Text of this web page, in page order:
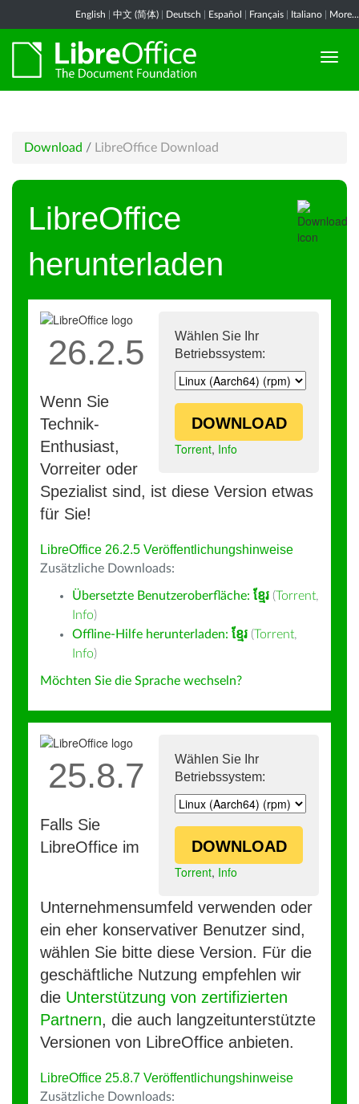
English 中文 (简体) Deutsch Español Français Italiano More...
Download / LibreOffice Download
LibreOffice
herunterladen
Wählen Sie Ihr
Betriebssystem:
DOWNLOAD
Torrent, Info
26.2.5
Wenn Sie
Technik-
Enthusiast,
Vorreiter oder
Spezialist sind, ist diese Version etwas
für Sie!
LibreOffice 26.2.5 Veröffentlichungshinweise
Zusätzliche Downloads:
Übersetzte Benutzeroberfläche: ខ្មែរ (Torrent,
Info)
Offline-Hilfe herunterladen: ខ្មែរ (Torrent,
Info)
Möchten Sie die Sprache wechseln?
Wählen Sie Ihr
Betriebssystem:
DOWNLOAD
Torrent, Info
25.8.7
Falls Sie
LibreOffice im
Unternehmensumfeld verwenden oder
ein eher konservativer Benutzer sind,
wählen Sie bitte diese Version. Für die
geschäftliche Nutzung empfehlen wir
die Unterstützung von zertifizierten
Partnern, die auch langzeitunterstützte
Versionen von LibreOffice anbieten.
LibreOffice 25.8.7 Veröffentlichungshinweise
Zusätzliche Downloads: